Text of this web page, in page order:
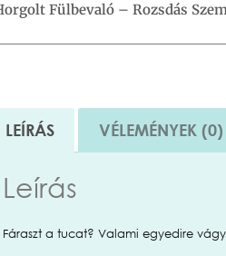
Fülbevaló – Rozsdás
LEÍRÁS VÉLEMÉNYEK (0)
Leírás
Fáraszt a tucat? Valami egyedire